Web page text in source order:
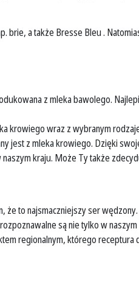
a także Bresse Bleu .
z mleka bawolego.
krowiego wraz z wybranym
jest z mleka krowiego. Dzięki
kraju. Może Ty także
że to najsmaczniejszy ser
są nie tylko w
regionalnym, którego receptura